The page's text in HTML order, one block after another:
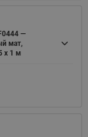
—
мат,
х 1 м